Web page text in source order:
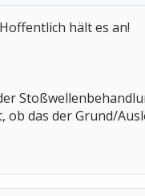
hält es an!
ob das der Grund/